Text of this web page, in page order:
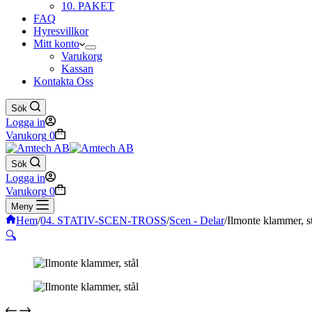
10. PAKET
FAQ
Hyresvillkor
Mitt konto
Varukorg
Kassan
Kontakta Oss
Sök
Logga in
Varukorg 0
Sök
Logga in
Varukorg 0
Meny
Hem/04. STATIV-SCEN-TROSS/Scen - Delar/Ilmonte klammer,
🔍